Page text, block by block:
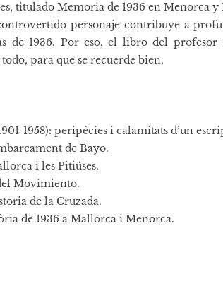
titulado Memoria de 1936 en Menorca y
personaje contribuye a
de 1936. Por eso, el libro del
para que se recuerde bien.
1958): peripècies i calamitats d’un
de Bayo.
i les Pitiüses.
Movimiento.
de la Cruzada.
de 1936 a Mallorca i Menorca.